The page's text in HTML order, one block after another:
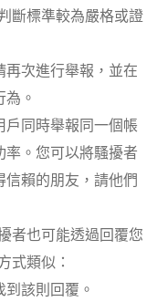
斷標準較為嚴格或證
再次進行舉報，並在
。
戶同時舉報同一個帳
。您可以將騷擾者
賴的朋友，請他們
者也可能透過回覆您
式類似：
該則回覆。